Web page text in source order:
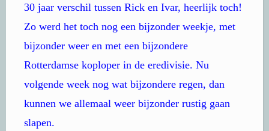
30 jaar verschil tussen Rick en Ivar, heerlijk toch!
Zo werd het toch nog een bijzonder weekje, met
bijzonder weer en met een bijzondere
Rotterdamse koploper in de eredivisie. Nu
volgende week nog wat bijzondere regen, dan
kunnen we allemaal weer bijzonder rustig gaan
slapen.